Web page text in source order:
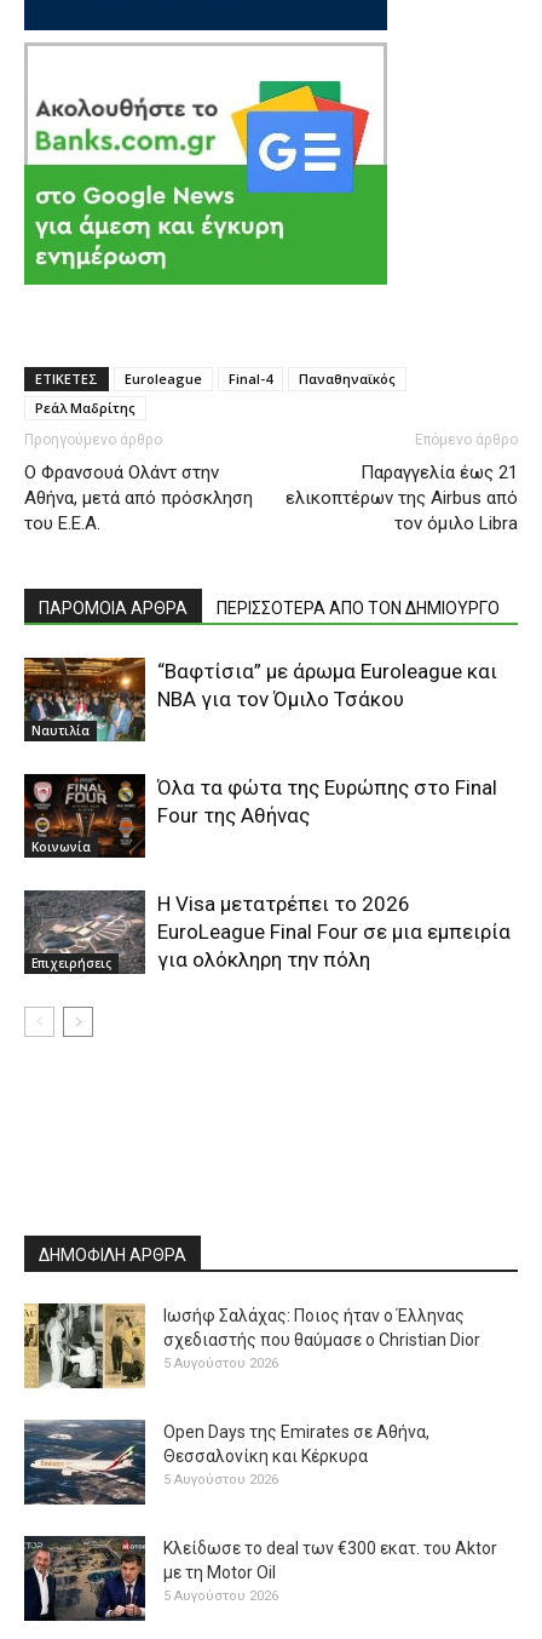
ΕΤΙΚΕΤΕΣ Euroleague Final-4
Παναθηναϊκός
Ρεάλ Μαδρίτης
Προηγούμενο άρθρο
Ο Φρανσουά Ολάντ στην
Αθήνα, μετά από πρόσκληση
του Ε.Ε.Α.
Επόμενο άρθρο
Παραγγελία έως 21
ελικοπτέρων της Airbus από
τον όμιλο Libra
ΠΑΡΟΜΟΙΑ ΑΡΘΡΑ ΠΕΡΙΣΣΟΤΕΡΑ ΑΠΟ ΤΟΝ ΔΗΜΙΟΥΡΓΟ
Ναυτιλία
“Bαφτίσια” με άρωμα Euroleague και
ΝΒΑ για τον Όμιλο Τσάκου
Κοινωνία
Όλα τα φώτα της Ευρώπης στο Final
Four της Αθήνας
Επιχειρήσεις
Η Visa μετατρέπει το 2026
EuroLeague Final Four σε μια εμπειρία
για ολόκληρη την πόλη
ΔΗΜΟΦΙΛΗ ΑΡΘΡΑ
Ιωσήφ Σαλάχας: Ποιος ήταν ο Έλληνας
σχεδιαστής που θαύμασε ο Christian Dior
5 Αυγούστου 2026
Open Days της Emirates σε Αθήνα,
Θεσσαλονίκη και Κέρκυρα
5 Αυγούστου 2026
Κλείδωσε το deal των €300 εκατ. του Aktor
με τη Μotor Oil
5 Αυγούστου 2026